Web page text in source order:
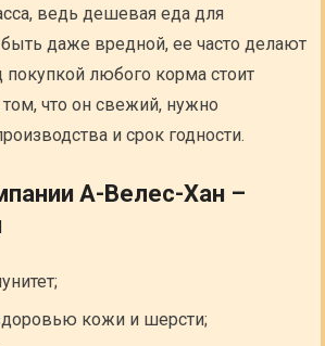
ведь дешевая еда для
даже вредной, ее часто делают
покупкой любого корма стоит
том, что он свежий, нужно
и срок годности.
А-Велес-Хан –
кожи и шерсти;